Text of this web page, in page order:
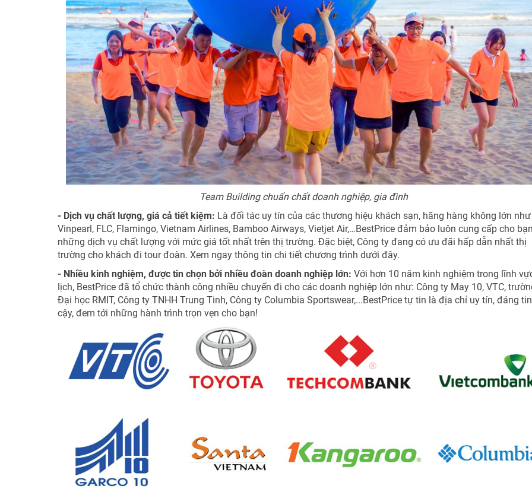
Team Building chuẩn chất doanh nghiệp, gia đình
- Dịch vụ chất lượng, giá cả tiết kiệm: Là đối tác uy tín của các thương hiệu khách sạn, hãng hàng không lớn như
Vinpearl, FLC, Flamingo, Vietnam Airlines, Bamboo Airways, Vietjet Air,…BestPrice đảm bảo luôn cung cấp cho
những dịch vụ chất lượng với mức giá tốt nhất trên thị trường. Đặc biệt, Công ty đang có ưu đãi hấp dẫn nhất thị
trường cho khách đi tour đoàn. Xem ngay thông tin chi tiết chương trình dưới đây.
- Nhiều kinh nghiệm, được tin chọn bởi nhiều đoàn doanh nghiệp lớn: Với hơn 10 năm kinh nghiệm trong lĩnh
lịch, BestPrice đã tổ chức thành công nhiều chuyến đi cho các doanh nghiệp lớn như: Công ty May 10, VTC,
Đại học RMIT, Công ty TNHH Trung Tinh, Công ty Columbia Sportswear,...BestPrice tự tin là địa chỉ uy tín, đáng tin
cậy, đem tới những hành trình trọn vẹn cho bạn!